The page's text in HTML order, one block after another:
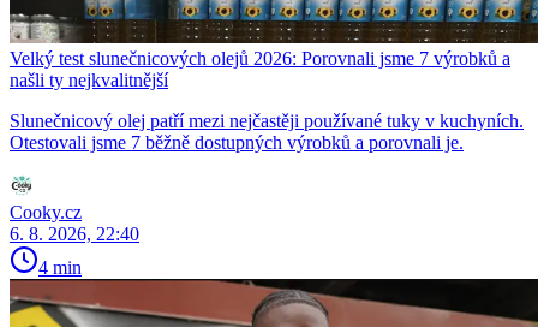
Velký test slunečnicových olejů 2026: Porovnali jsme 7 výrobků a
našli ty nejkvalitnější
Slunečnicový olej patří mezi nejčastěji používané tuky v kuchyních.
Otestovali jsme 7 běžně dostupných výrobků a porovnali je.
Cooky.cz
6. 8. 2026, 22:40
4 min